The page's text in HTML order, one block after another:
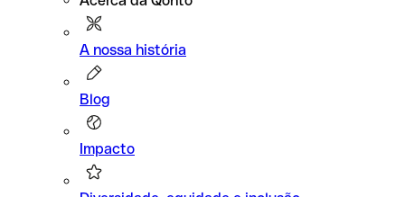
A nossa história
Blog
Impacto